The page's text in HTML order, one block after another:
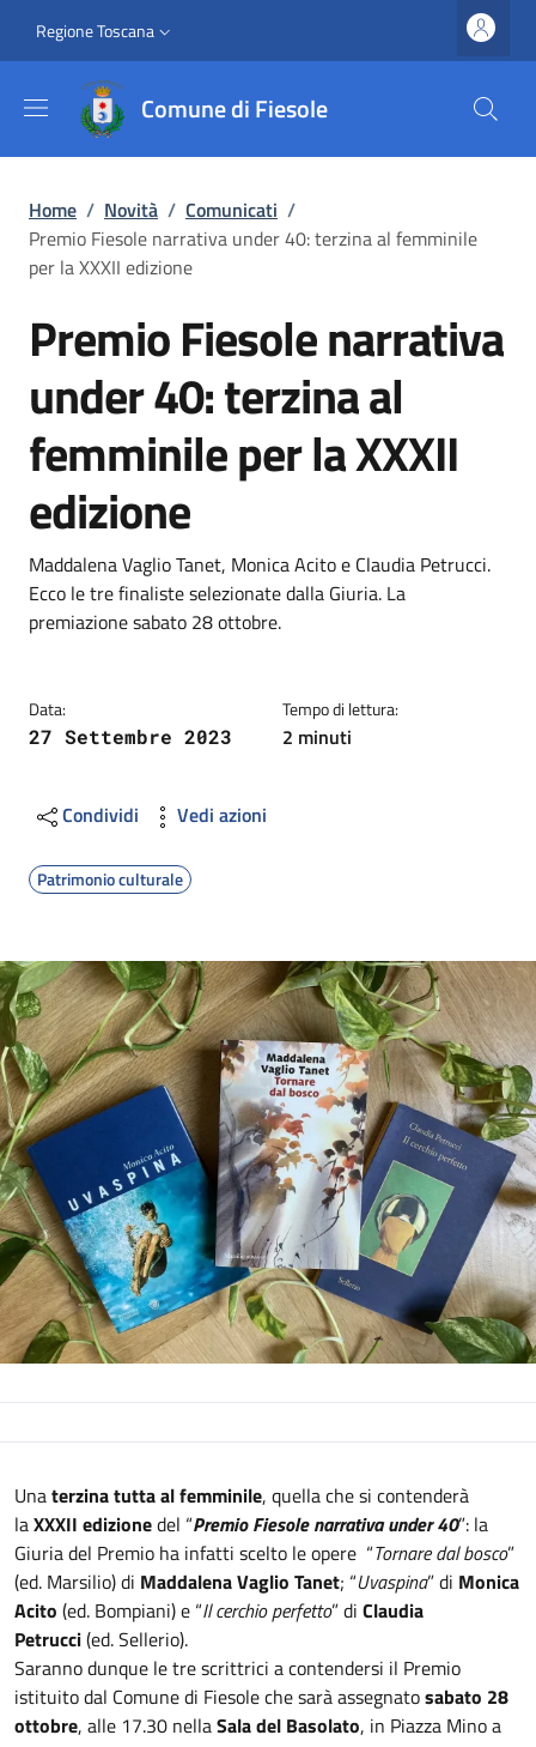
Slim top
Regione Toscana
Comune di Fiesole
Briciole di pane
Home / Novità / Comunicati /
Premio Fiesole narrativa under 40: terzina al femminile
per la XXXII edizione
Premio Fiesole narrativa
under 40: terzina al
femminile per la XXXII
edizione
Dettagli
Descrizione breve
Maddalena Vaglio Tanet, Monica Acito e Claudia Petrucci.
Ecco le tre finaliste selezionate dalla Giuria. La
premiazione sabato 28 ottobre.
Data:
27 Settembre 2023
Tempo di lettura:
2 minuti
Condividi Vedi azioni
Patrimonio culturale
Image
Descrizione
Unaterzinatutta al femminile, quella che si contenderà
laXXXII edizionedel “Premio Fiesole narrativa under 40”: la
Giuria del Premio ha infatti scelto le opere “Tornare dal bosco”
(ed. Marsilio) di Maddalena Vaglio Tanet; “Uvaspina” di Monica
Acito (ed. Bompiani) e “Il cerchio perfetto” di Claudia
Petrucci(ed. Sellerio).
Saranno dunque le tre scrittrici a contendersi il Premio
istituito dal Comune di Fiesole che sarà assegnatosabato 28
ottobre, alle 17.30 nellaSala del Basolato, in Piazza Mino a